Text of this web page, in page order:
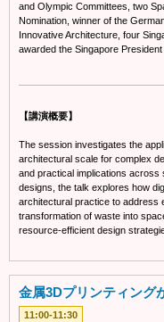
and Olympic Committees, two
Nomination, winner of the
Innovative Architecture, four
awarded the Singapore President
【講演概要】
The session investigates the
architectural scale for complex
and practical implications across
designs, the talk explores how
architectural practice to address
transformation of waste into
resource-efficient design
金属3Dプリンティング
11:00-11:30